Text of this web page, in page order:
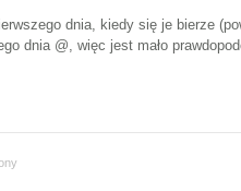
dnia, kiedy się je bierze
dnia @, więc jest mało